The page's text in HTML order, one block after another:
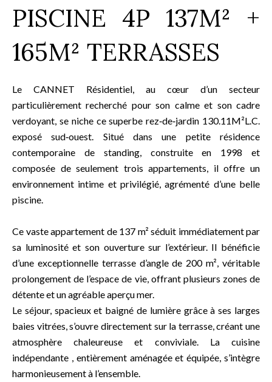
PISCINE 4P 137M² +
165M² TERRASSES
Le CANNET Résidentiel, au cœur d’un secteur
particulièrement recherché pour son calme et son cadre
verdoyant, se niche ce superbe rez‑de‑jardin 130.11M²L.C.
exposé sud‑ouest. Situé dans une petite résidence
contemporaine de standing, construite en 1998 et
composée de seulement trois appartements, il offre un
environnement intime et privilégié, agrémenté d’une belle
piscine.
Ce vaste appartement de 137 m² séduit immédiatement par
sa luminosité et son ouverture sur l’extérieur. Il bénéficie
d’une exceptionnelle terrasse d’angle de 200 m², véritable
prolongement de l’espace de vie, offrant plusieurs zones de
détente et un agréable aperçu mer.
Le séjour, spacieux et baigné de lumière grâce à ses larges
baies vitrées, s’ouvre directement sur la terrasse, créant une
atmosphère chaleureuse et conviviale. La cuisine
indépendante , entièrement aménagée et équipée, s’intègre
harmonieusement à l’ensemble.